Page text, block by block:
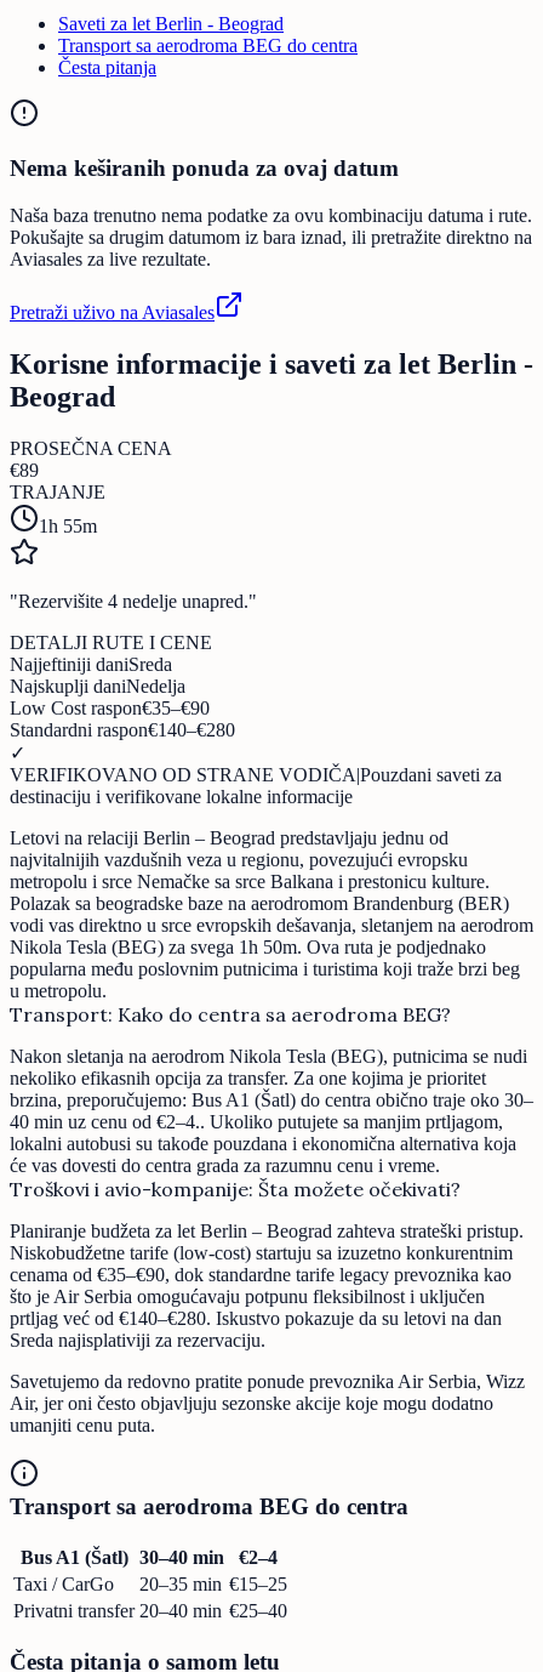
Saveti za let Berlin - Beograd
Transport sa aerodroma BEG do centra
Česta pitanja
Nema keširanih ponuda za ovaj datum
Naša baza trenutno nema podatke za ovu kombinaciju datuma i rute.
Pokušajte sa drugim datumom iz bara iznad, ili pretražite direktno na
Aviasales za live rezultate.
Pretraži uživo na Aviasales
Korisne informacije i saveti za let Berlin -
Beograd
PROSEČNA CENA
€89
TRAJANJE
1h 55m
"Rezervišite 4 nedelje unapred."
DETALJI RUTE I CENE
Najjeftiniji daniSreda
Najskuplji daniNedelja
Low Cost raspon€35–€90
Standardni raspon€140–€280
✓
VERIFIKOVANO OD STRANE VODIČA|Pouzdani saveti za
destinaciju i verifikovane lokalne informacije
Letovi na relaciji Berlin – Beograd predstavljaju jednu od
najvitalnijih vazdušnih veza u regionu, povezujući evropsku
metropolu i srce Nemačke sa srce Balkana i prestonicu kulture.
Polazak sa beogradske baze na aerodromom Brandenburg (BER)
vodi vas direktno u srce evropskih dešavanja, sletanjem na aerodrom
Nikola Tesla (BEG) za svega 1h 50m. Ova ruta je podjednako
popularna među poslovnim putnicima i turistima koji traže brzi beg
u metropolu.
Transport: Kako do centra sa aerodroma BEG?
Nakon sletanja na aerodrom Nikola Tesla (BEG), putnicima se nudi
nekoliko efikasnih opcija za transfer. Za one kojima je prioritet
brzina, preporučujemo: Bus A1 (Šatl) do centra obično traje oko 30–
40 min uz cenu od €2–4.. Ukoliko putujete sa manjim prtljagom,
lokalni autobusi su takođe pouzdana i ekonomična alternativa koja
će vas dovesti do centra grada za razumnu cenu i vreme.
Troškovi i avio-kompanije: Šta možete očekivati?
Planiranje budžeta za let Berlin – Beograd zahteva strateški pristup.
Niskobudžetne tarife (low-cost) startuju sa izuzetno konkurentnim
cenama od €35–€90, dok standardne tarife legacy prevoznika kao
što je Air Serbia omogućavaju potpunu fleksibilnost i uključen
prtljag već od €140–€280. Iskustvo pokazuje da su letovi na dan
Sreda najisplativiji za rezervaciju.
Savetujemo da redovno pratite ponude prevoznika Air Serbia, Wizz
Air, jer oni često objavljuju sezonske akcije koje mogu dodatno
umanjiti cenu puta.
Transport sa aerodroma BEG do centra
Bus A1 (Šatl) 30–40 min
€2–4
Taxi / CarGo
20–35 min €15–25
Privatni transfer 20–40 min €25–40
Česta pitanja o samom letu